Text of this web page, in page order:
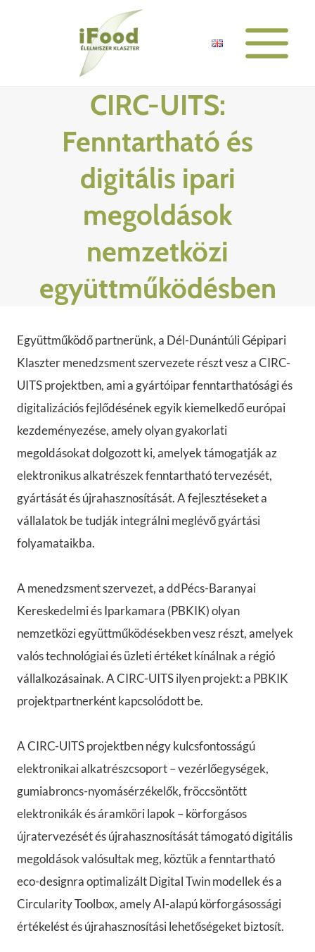
CIRC-UITS:
Fenntartható és
digitális ipari
megoldások
nemzetközi
együttműködésben
Együttműködő partnerünk, a Dél-Dunántúli Gépipari
Klaszter menedzsment szervezete részt vesz a CIRC-
UITS projektben, ami a gyártóipar fenntarthatósági és
digitalizációs fejlődésének egyik kiemelkedő európai
kezdeményezése, amely olyan gyakorlati
megoldásokat dolgozott ki, amelyek támogatják az
elektronikus alkatrészek fenntartható tervezését,
gyártását és újrahasznosítását. A fejlesztéseket a
vállalatok be tudják integrálni meglévő gyártási
folyamataikba.
A menedzsment szervezet, a ddPécs-Baranyai
Kereskedelmi és Iparkamara (PBKIK) olyan
nemzetközi együttműködésekben vesz részt, amelyek
valós technológiai és üzleti értéket kínálnak a régió
vállalkozásainak. A CIRC-UITS ilyen projekt: a PBKIK
projektpartnerként kapcsolódott be.
A CIRC-UITS projektben négy kulcsfontosságú
elektronikai alkatrészcsoport – vezérlőegységek,
gumiabroncs-nyomásérzékelők, fröccsöntött
elektronikák és áramköri lapok – körforgásos
újratervezését és újrahasznosítását támogató digitális
megoldások valósultak meg, köztük a fenntartható
eco-designra optimalizált Digital Twin modellek és a
Circularity Toolbox, amely AI-alapú körforgásossági
értékelést és újrahasznosítási lehetőségeket biztosít.